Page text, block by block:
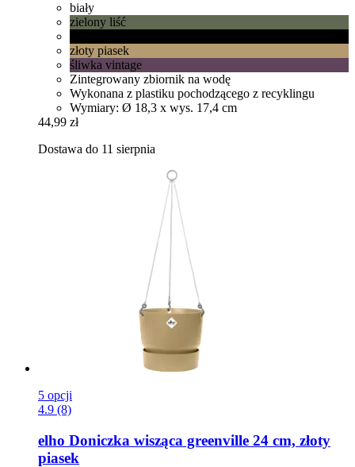
biały
zielony liść
złoty piasek
śliwka vintage
Zintegrowany zbiornik na wodę
Wykonana z plastiku pochodzącego z recyklingu
Wymiary: Ø 18,3 x wys. 17,4 cm
44,99 zł
Dostawa do 11 sierpnia
5 opcji
4.9 (8)
elho Doniczka wisząca greenville 24 cm, złoty
piasek